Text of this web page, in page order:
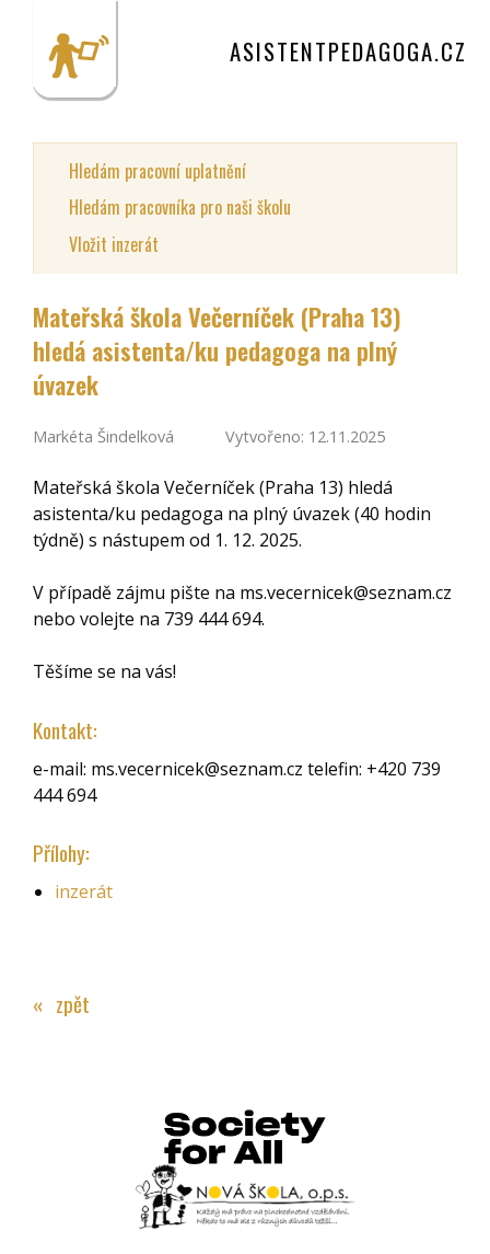
ASISTENTPEDAGOGA.CZ
Hledám pracovní uplatnění
Hledám pracovníka pro naši školu
Vložit inzerát
Mateřská škola Večerníček (Praha 13)
hledá asistenta/ku pedagoga na plný
úvazek
Markéta Šindelková Vytvořeno: 12.11.2025
Mateřská škola Večerníček (Praha 13) hledá
asistenta/ku pedagoga na plný úvazek (40 hodin
týdně) s nástupem od 1. 12. 2025.
V případě zájmu pište na ms.vecernicek@seznam.cz
nebo volejte na 739 444 694.
Těšíme se na vás!
Kontakt:
e-mail: ms.vecernicek@seznam.cz telefin: +420 739
444 694
Přílohy:
inzerát
« zpět